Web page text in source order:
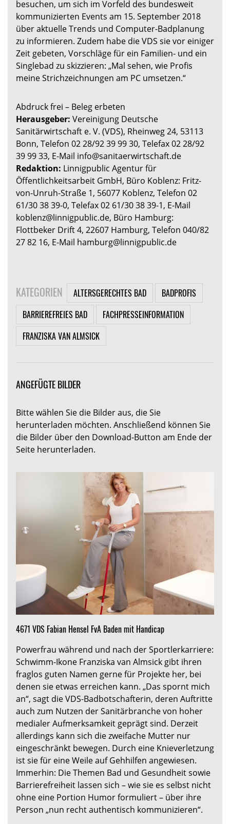
besuchen, um sich im Vorfeld des bundesweit
kommunizierten Events am 15. September 2018
über aktuelle Trends und Computer-Badplanung
zu informieren. Zudem habe die VDS sie vor einiger
Zeit gebeten, Vorschläge für ein Familien- und ein
Singlebad zu skizzieren: „Mal sehen, wie Profis
meine Strichzeichnungen am PC umsetzen.“
Abdruck frei – Beleg erbeten
Herausgeber: Vereinigung Deutsche
Sanitärwirtschaft e. V. (VDS), Rheinweg 24, 53113
Bonn, Telefon 02 28/92 39 99 30, Telefax 02 28/92
39 99 33, E-Mail info@sanitaerwirtschaft.de
Redaktion: Linnigpublic Agentur für
Öffentlichkeitsarbeit GmbH, Büro Koblenz: Fritz-
von-Unruh-Straße 1, 56077 Koblenz, Telefon 02
61/30 38 39-0, Telefax 02 61/30 38 39-1, E-Mail
koblenz@linnigpublic.de, Büro Hamburg:
Flottbeker Drift 4, 22607 Hamburg, Telefon 040/82
27 82 16, E-Mail hamburg@linnigpublic.de
KATEGORIEN ALTERSGERECHTES BAD
BADPROFIS
BARRIEREFREIES BAD
FACHPRESSEINFORMATION
FRANZISKA VAN ALMSICK
ANGEFÜGTE BILDER
Bitte wählen Sie die Bilder aus, die Sie
herunterladen möchten. Anschließend können Sie
die Bilder über den Download-Button am Ende der
Seite herunterladen.
4671 VDS Fabian Hensel FvA Baden mit Handicap
Powerfrau während und nach der Sportlerkarriere:
Schwimm-Ikone Franziska van Almsick gibt ihren
fraglos guten Namen gerne für Projekte her, bei
denen sie etwas erreichen kann. „Das spornt mich
an“, sagt die VDS-Badbotschafterin, deren Auftritte
auch zum Nutzen der Sanitärbranche von hoher
medialer Aufmerksamkeit geprägt sind. Derzeit
allerdings kann sich die zweifache Mutter nur
eingeschränkt bewegen. Durch eine Knieverletzung
ist sie für eine Weile auf Gehhilfen angewiesen.
Immerhin: Die Themen Bad und Gesundheit sowie
Barrierefreiheit lassen sich – wie sie es selbst nicht
ohne eine Portion Humor formuliert – über ihre
Person „nun recht authentisch kommunizieren“.